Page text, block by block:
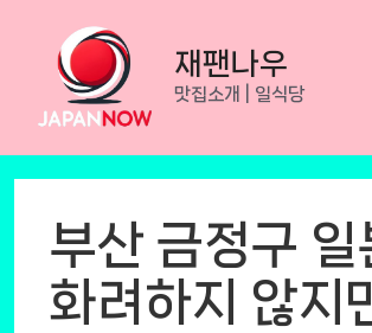
content
재팬나우
맛집소개 | 일식당
부산 금정구 일
화려하지 않지